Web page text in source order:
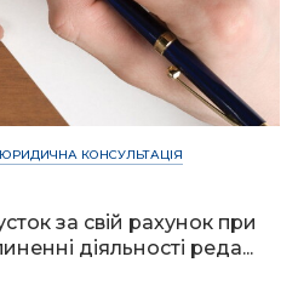
ЮРИДИЧНА КОНСУЛЬТАЦІЯ
за свій рахунок при
діяльності реда...